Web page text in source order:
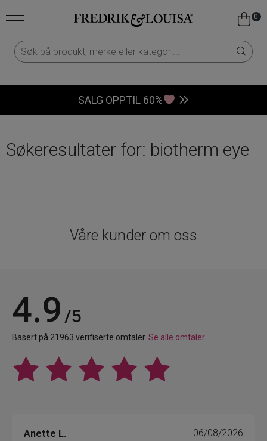
0
SALG OPPTIL 60%
Søkeresultater for: biotherm eye
Våre kunder om oss
4.9 /5
Basert på 21963 verifiserte omtaler. Se alle omtaler.
Anette L. 06/08/2026